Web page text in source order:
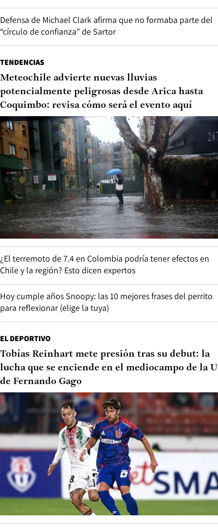
Defensa de Michael Clark afirma que no formaba parte del
“círculo de confianza” de Sartor
TENDENCIAS
Meteochile advierte nuevas lluvias
potencialmente peligrosas desde Arica hasta
Coquimbo: revisa cómo será el evento aquí
¿El terremoto de 7.4 en Colombia podría tener efectos en
Chile y la región? Esto dicen expertos
Hoy cumple años Snoopy: las 10 mejores frases del perrito
para reflexionar (elige la tuya)
EL DEPORTIVO
Tobías Reinhart mete presión tras su debut: la
lucha que se enciende en el mediocampo de la U
de Fernando Gago